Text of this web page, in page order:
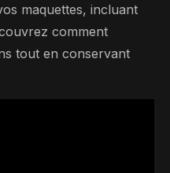
Retour À propos
maquettes, incluant
comment
tout en conservant